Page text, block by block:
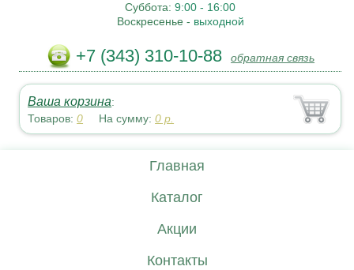
Суббота:9:00 - 16:00
Воскресенье - выходной
+7 (343) 310-10-88 обратная связь
Ваша корзина:
Товаров:0 На сумму:0 р.
Главная
Каталог
Акции
Контакты